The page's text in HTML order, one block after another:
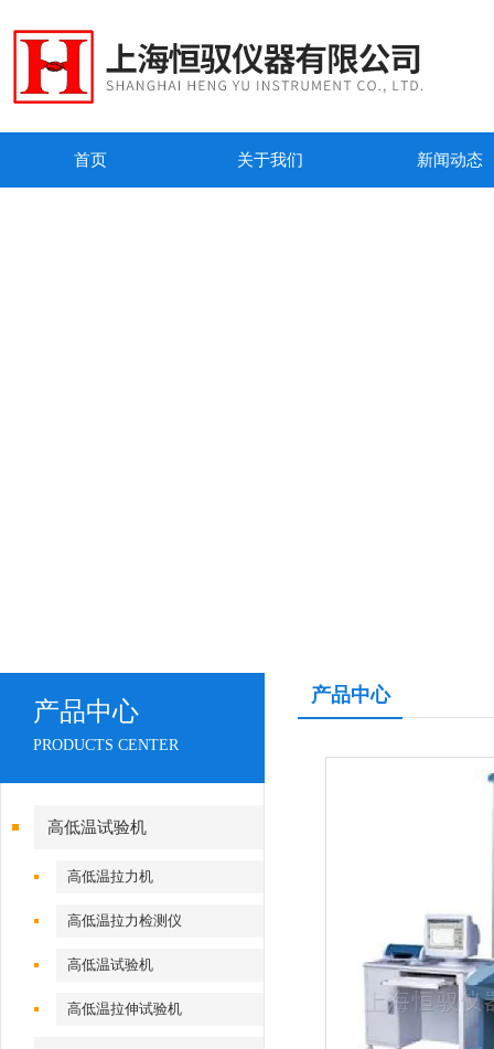
首页 关于我们 新闻动态
产品中心
PRODUCTS CENTER
高低温试验机
高低温拉力机
高低温拉力检测仪
高低温试验机
高低温拉伸试验机
产品中心